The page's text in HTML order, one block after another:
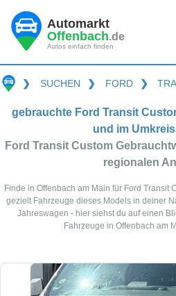
Automarkt
Offenbach.de
Autos einfach finden
❯ SUCHEN ❯ FORD ❯
gebrauchte Ford Transit
und im
Ford Transit Custom
regionalen
Finde in Offenbach am Main für Ford Transit
gezielt Fahrzeuge dieses Models in deiner
Jahreswagen - hier siehst du auf einen
Fahrzeuge in Offenbach am